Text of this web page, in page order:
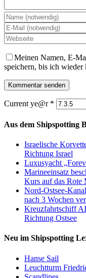
Meinen Namen, E-
speichern, bis ich wieder
Current ye@r *
Aus dem Shipspotting
Israelische
Richtung Israel
Luxusyacht
Marineeinsatz
Kurs auf das Rote
Nord-Ostsee-
nach 3 Wochen
Kreuzfahrtschiff
Richtung Ostsee
Neu im Shipspotting
Hanse Sail
Leuchtturm